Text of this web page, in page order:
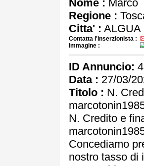
Nome : Marco
Regione :
Citta' :
Contatta l'inserzionista :
Immagine :
ID Annuncio:
Data : 27/03/
Titolo : N.
N. Credito e
Concediamo
nostro tasso di